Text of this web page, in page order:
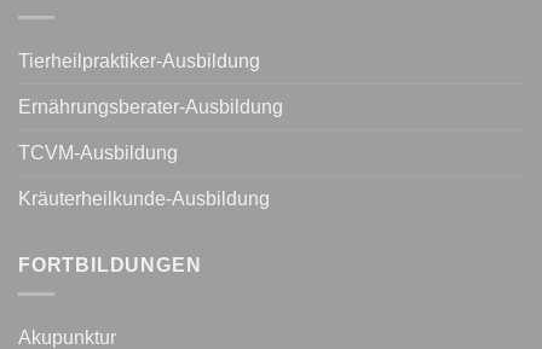
Tierheilpraktiker-Ausbildung
Ernährungsberater-Ausbildung
TCVM-Ausbildung
Kräuterheilkunde-Ausbildung
FORTBILDUNGEN
Akupunktur